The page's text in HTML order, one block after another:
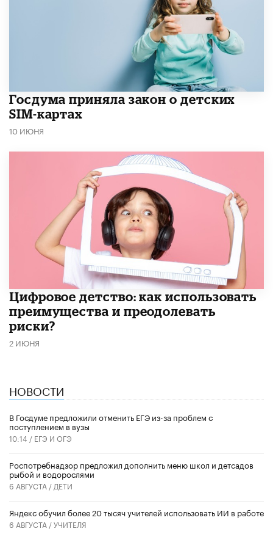
Госдума приняла закон о детских
SIM-картах
10 ИЮНЯ
​Цифровое детство: как использовать
преимущества и преодолевать
риски?
2 ИЮНЯ
НОВОСТИ
В Госдуме предложили отменить ЕГЭ из-за проблем с
поступлением в вузы
10:14 / ЕГЭ И ОГЭ
Роспотребнадзор предложил дополнить меню школ и детсадов
рыбой и водорослями
6 АВГУСТА / ДЕТИ
​Яндекс обучил более 20 тысяч учителей использовать ИИ в работе
6 АВГУСТА /УЧИТЕЛЯ